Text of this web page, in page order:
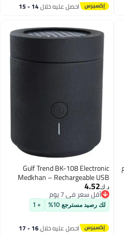
احصل عليه خلال 14 - 15
Gulf Trend BK-108 Electronic
Medkhan – Rechargeable USB
Electric Incense Burner and Aroma
Diffuser for Bakhoor – Portable
Muslim Medkhan for Car, Home,
and Office Use – Elegant Design
with Fast Heating Element
4.52
أقل سعر في 7 يوم
أقل سعر في 7 يوم
لك رصيد مسترجع 10% + 1
احصل عليه خلال 16 - 17